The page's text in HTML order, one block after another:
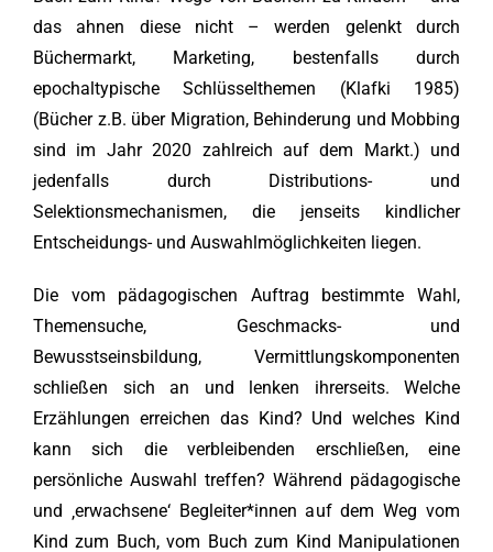
das ahnen diese nicht – werden gelenkt durch
Büchermarkt, Marketing, bestenfalls durch
epochaltypische Schlüsselthemen (Klafki 1985)
(Bücher z.B. über Migration, Behinderung und Mobbing
sind im Jahr 2020 zahlreich auf dem Markt.) und
jedenfalls durch Distributions- und
Selektionsmechanismen, die jenseits kindlicher
Entscheidungs- und Auswahlmöglichkeiten liegen.
Die vom pädagogischen Auftrag bestimmte Wahl,
Themensuche, Geschmacks- und
Bewusstseinsbildung, Vermittlungskomponenten
schließen sich an und lenken ihrerseits. Welche
Erzählungen erreichen das Kind? Und welches Kind
kann sich die verbleibenden erschließen, eine
persönliche Auswahl treffen? Während pädagogische
und ‚erwachsene‘ Begleiter*innen auf dem Weg vom
Kind zum Buch, vom Buch zum Kind Manipulationen